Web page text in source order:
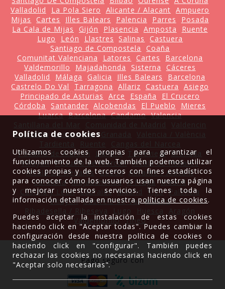
Valladolid
La Pola Siero Alicante / Alacant Ampuero
Mijas
Cartes Illes Balears Palencia Parres
Posada
La Cala de Mijas
Gijón Plasencia Amposta
Ruente
Lugo
León Llastres Salinas
Castuera
Santiago de Compostela
Coaña
Comunitat Valenciana
Latores Cartes
Barcelona
Valdemorillo
Majadahonda Sisterna
Cáceres
Valladolid
Málaga Galicia Illes Balears
Barcelona
Castrelo Do Val
Tarragona Allariz Castuera
Asiego
Principado de Asturias
Arce España
El Crucero
Córdoba
Santander Alcobendas El Pueblo
Mieres
Luarca Barcelona Candamo Valencia
Castrillón
Leitariegos
Pozuelo de Alarcón
Llanera Torrevieja Granada
Villayón Pozuelo de Alarcón Alcalá de Henares
Alcalá De Henares Gozón
Alicante / Alacant
Cataluña Majadahonda A Fraga
Madrid
Castilla y León Cabrales Madrid Vigo Palencia
Villayón
Castrelo do Val Madrid
Valdemorillo Tineo
Pago seguro con
Política de cookies
Utilizamos cookies propias para garantizar el
funcionamiento de la web. También podemos utilizar
cookies propias y de terceros con fines estadísticos
para conocer cómo los usuarios usan nuestra página
y mejorar nuestros servicios. Tienes toda la
información detallada en nuestrapolítica de cookies.
Puedes aceptar la instalación de estas cookies
haciendo click en "Aceptar todas". Puedes cambiar la
configuración desde nuestra política de cookies o
haciendo click en "configurar". También puedes
rechazar las cookies no necesarias haciendo click en
"Aceptar solo necesarias".